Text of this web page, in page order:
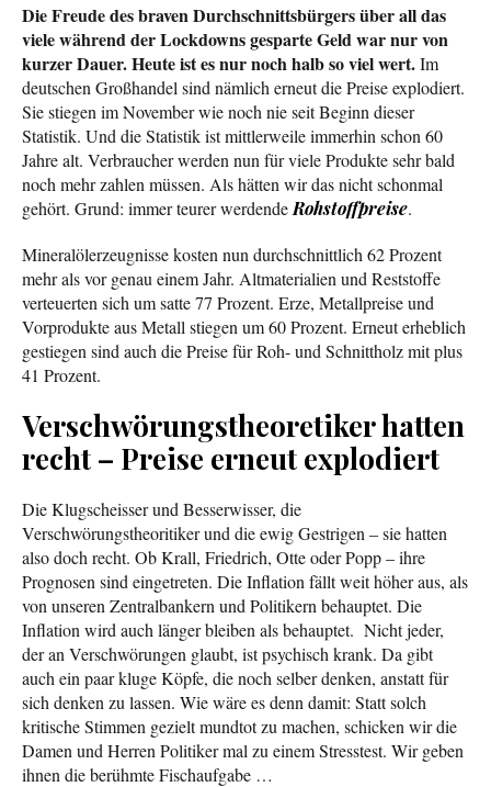
Die Freude des braven Durchschnittsbürgers über all das
viele während der Lockdowns gesparte Geld war nur von
kurzer Dauer. Heute ist es nur noch halb so viel wert.Im
deutschen Großhandel sind nämlich erneut die Preise explodiert.
Sie stiegen im November wie noch nie seit Beginn dieser
Statistik. Und die Statistik ist mittlerweile immerhin schon 60
Jahre alt. Verbraucher werden nun für viele Produkte sehr bald
noch mehr zahlen müssen. Als hätten wir das nicht schonmal
gehört. Grund: immer teurer werdende Rohstoffpreise.
Mineralölerzeugnisse kosten nun durchschnittlich 62 Prozent
mehr als vor genau einem Jahr. Altmaterialien und Reststoffe
verteuerten sich um satte 77 Prozent. Erze, Metallpreise und
Vorprodukte aus Metall stiegen um 60 Prozent. Erneut erheblich
gestiegen sind auch die Preise für Roh- und Schnittholz mit plus
41 Prozent.
Verschwörungstheoretiker hatten
recht – Preise erneut explodiert
Die Klugscheisser und Besserwisser, die
Verschwörungstheoritiker und die ewig Gestrigen – sie hatten
also doch recht. Ob Krall, Friedrich, Otte oder Popp – ihre
Prognosen sind eingetreten. Die Inflation fällt weit höher aus, als
von unseren Zentralbankern und Politikern behauptet. Die
Inflation wird auch länger bleiben als behauptet. Nicht jeder,
der an Verschwörungen glaubt, ist psychisch krank. Da gibt
auch ein paar kluge Köpfe, die noch selber denken, anstatt für
sich denken zu lassen. Wie wäre es denn damit: Statt solch
kritische Stimmen gezielt mundtot zu machen, schicken wir die
Damen und Herren Politiker mal zu einem Stresstest. Wir geben
ihnen die berühmte Fischaufgabe …